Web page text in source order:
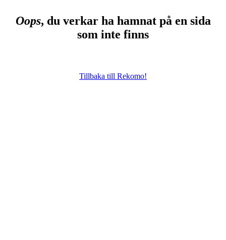
Oops, du verkar ha hamnat på en sida
som inte finns
Tillbaka till Rekomo!